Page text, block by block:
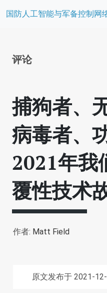
国防人工智能与军备控制网
评论
捕狗者、
病毒者、
2021年我
覆性技术
作者: Matt Field
原文发布于 2021-